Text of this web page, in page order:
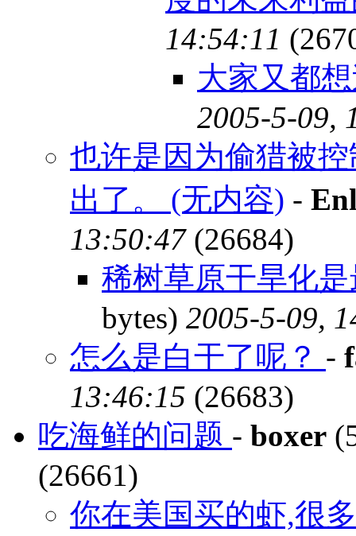
14:54:11
大家又都
2005-5-09,
也许是因为偷猎被
出了。 (无内容) -
13:50:47(26684)
稀树草原干旱化
bytes) 2005-5-09,
怎么是白干了呢？ -
13:46:15 (26683)
吃海鲜的问题 - boxer
(26661)
你在美国买的虾,很